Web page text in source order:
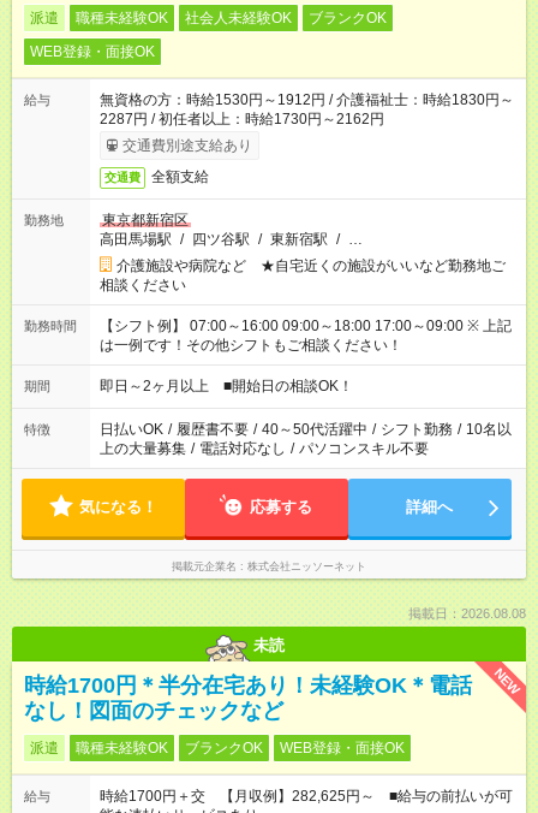
派遣 職種未経験OK 社会人未経験OK
ブランクOK
WEB登録・面接OK
給与
無資格の方：時給1530円～1912円 / 介護福祉士：時給1830円～
2287円 / 初任者以上：時給1730円～2162円
交通費別途支給あり
交通費 全額支給
勤務地
東京都新宿区
高田馬場駅 / 四ツ谷駅 / 東新宿駅 / …
介護施設や病院など ★自宅近くの施設がいいなど勤務地ご
相談ください
勤務時間
【シフト例】 07:00～16:00 09:00～18:00 17:00～09:00 ※ 上記
は一例です！その他シフトもご相談ください！
期間 即日～2ヶ月以上 ■開始日の相談OK！
特徴 日払いOK / 履歴書不要 / 40～50代活躍中 / シフト勤務 / 10名以
上の大量募集 / 電話対応なし / パソコンスキル不要
気になる！ 応募する 詳細へ
掲載元企業名 株式会社ニッソーネット
掲載日：2026.08.08
未読
NEW
時給1700円＊半分在宅あり！未経験OK＊電話
なし！図面のチェックなど
派遣 職種未経験OK ブランクOK WEB登録・面接OK
給与
時給1700円＋交 【月収例】282,625円～ ■給与の前払いが可